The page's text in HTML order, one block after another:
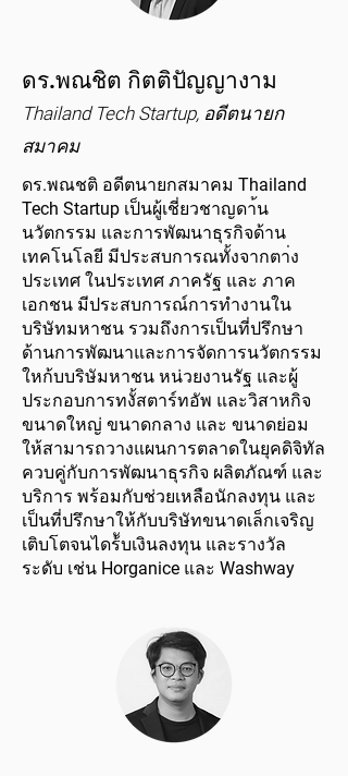
ดร.พณชิต กิตติปัญญางาม
Thailand Tech Startup, อดีตนายก
สมาคม
ดร.พณชติ อดีตนายกสมาคม Thailand
Tech Startup เป็นผู้เชี่ยวชาญดา้น
นวัตกรรม และการพัฒนาธุรกิจด้าน
เทคโนโลยี มีประสบการณทั้งจากตา่ง
ประเทศ ในประเทศ ภาครัฐ และ ภาค
เอกชน มีประสบการณ์การทำงานใน
บริษัทมหาชน รวมถึงการเป็นที่ปรึกษา
ด้านการพัฒนาและการจัดการนวัตกรรม
ใหก้บบริษัมหาชน หน่วยงานรัฐ และผู้
ประกอบการทงั้สตาร์ทอัพ และวิสาหกิจ
ขนาดใหญ่ ขนาดกลาง และ ขนาดย่อม
ให้สามารถวางแผนการตลาดในยุคดิจิทัล
ควบคู่กับการพัฒนาธุรกิจ ผลิตภัณฑ์ และ
บริการ พร้อมกับช่วยเหลือนักลงทุน และ
เป็นที่ปรึกษาให้กับบริษัทขนาดเล็กเจริญ
เติบโตจนไดร้ับเงินลงทุน และรางวัล
ระดับ เช่น Horganice และ Washway